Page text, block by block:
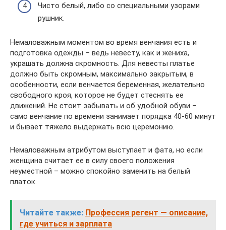
Чисто белый, либо со специальными узорами
рушник.
Немаловажным моментом во время венчания есть и
подготовка одежды – ведь невесту, как и жениха,
украшать должна скромность. Для невесты платье
должно быть скромным, максимально закрытым, в
особенности, если венчается беременная, желательно
свободного кроя, которое не будет стеснять ее
движений. Не стоит забывать и об удобной обуви –
само венчание по времени занимает порядка 40-60 минут
и бывает тяжело выдержать всю церемонию.
Немаловажным атрибутом выступает и фата, но если
женщина считает ее в силу своего положения
неуместной – можно спокойно заменить на белый
платок.
Читайте также: Профессия регент — описание,
где учиться и зарплата